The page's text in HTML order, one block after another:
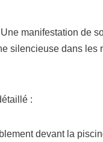
Une manifestation de
silencieuse dans les
:
devant la